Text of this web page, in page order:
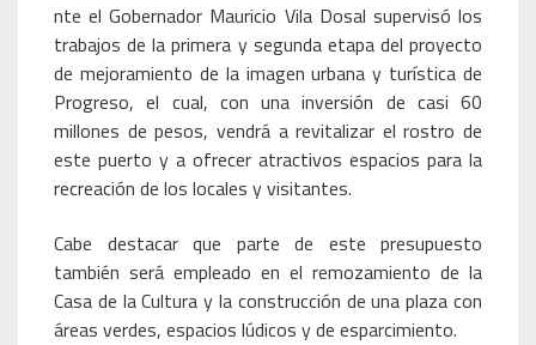
nte el Gobernador Mauricio Vila Dosal supervisó los
trabajos de la primera y segunda etapa del proyecto
de mejoramiento de la imagen urbana y turística de
Progreso, el cual, con una inversión de casi 60
millones de pesos, vendrá a revitalizar el rostro de
este puerto y a ofrecer atractivos espacios para la
recreación de los locales y visitantes.
Cabe destacar que parte de este presupuesto
también será empleado en el remozamiento de la
Casa de la Cultura y la construcción de una plaza con
áreas verdes, espacios lúdicos y de esparcimiento.